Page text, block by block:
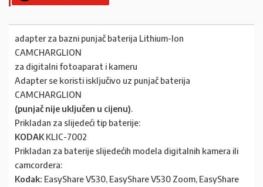
adapter za bazni punjač baterija Lithium-Ion
CAMCHARGLION
za digitalni fotoaparat i kameru
Adapter se koristi isključivo uz punjač baterija
CAMCHARGLION
(punjač nije uključen u cijenu).
Prikladan za slijedeći tip baterije:
KODAK KLIC-7002
Prikladan za baterije slijedećih modela digitalnih kamera ili
camcordera:
Kodak: EasyShare V530, EasyShare V530 Zoom, EasyShare